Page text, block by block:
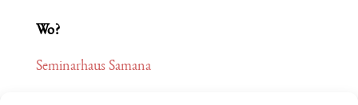
Wo?
Seminarhaus Samana